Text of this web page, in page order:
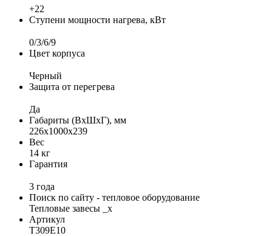
+22
Ступени мощности нагрева, кВт
0/3/6/9
Цвет корпуса
Черный
Защита от перегрева
Да
Габариты (ВхШхГ), мм
226х1000х239
Вес
14 кг
Гарантия
3 года
Поиск по сайту - тепловое оборудование
Тепловые завесы _x
Артикул
Т309Е10